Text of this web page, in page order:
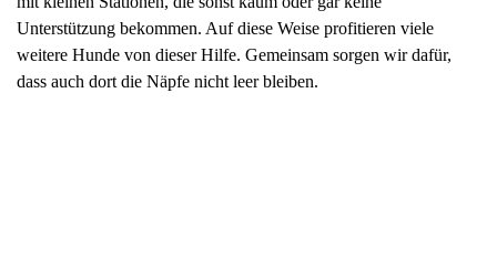
Unterstützung bekommen. Auf diese Weise profitieren viele
weitere Hunde von dieser Hilfe. Gemeinsam sorgen wir dafür,
dass auch dort die Näpfe nicht leer bleiben.